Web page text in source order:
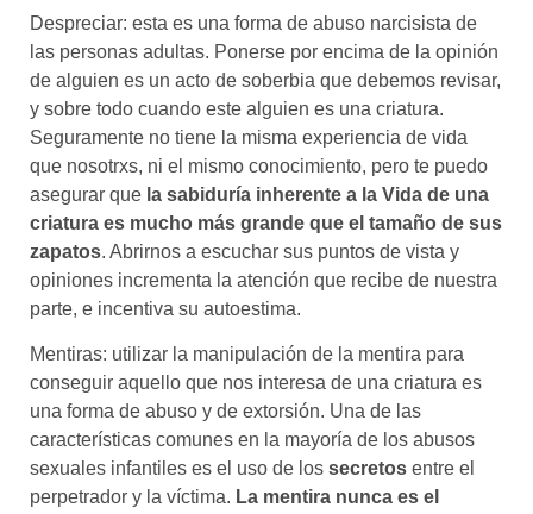
Despreciar: esta es una forma de abuso narcisista de
las personas adultas. Ponerse por encima de la opinión
de alguien es un acto de soberbia que debemos revisar,
y sobre todo cuando este alguien es una criatura.
Seguramente no tiene la misma experiencia de vida
que nosotrxs, ni el mismo conocimiento, pero te puedo
asegurar que la sabiduría inherente a la Vida de una
criatura es mucho más grande que el tamaño de sus
zapatos. Abrirnos a escuchar sus puntos de vista y
opiniones incrementa la atención que recibe de nuestra
parte, e incentiva su autoestima.
Mentiras: utilizar la manipulación de la mentira para
conseguir aquello que nos interesa de una criatura es
una forma de abuso y de extorsión. Una de las
características comunes en la mayoría de los abusos
sexuales infantiles es el uso de los secretos entre el
perpetrador y la víctima. La mentira nunca es el